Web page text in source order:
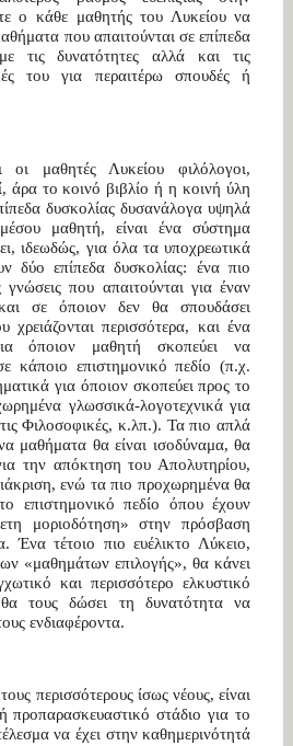
ο κάθε μαθητής του Λυκείου να
που απαιτούνται σε επίπεδα
τις δυνατότητες αλλά και τις
του για περαιτέρω σπουδές ή
μαθητές Λυκείου φιλόλογοι,
άρα το κοινό βιβλίο ή η κοινή ύλη
δυσκολίας δυσανάλογα υψηλά
μαθητή, είναι ένα σύστημα
ιδεωδώς, για όλα τα υποχρεωτικά
δύο επίπεδα δυσκολίας: ένα πιο
που απαιτούνται για έναν
σε όποιον δεν θα σπουδάσει
χρειάζονται περισσότερα, και ένα
όποιον μαθητή σκοπεύει να
κάποιο επιστημονικό πεδίο (π.χ.
για όποιον σκοπεύει προς το
γλωσσικά-λογοτεχνικά για
Φιλοσοφικές, κ.λπ.). Τα πιο απλά
μαθήματα θα είναι ισοδύναμα, θα
την απόκτηση του Απολυτηρίου,
ενώ τα πιο προχωρημένα θα
επιστημονικό πεδίο όπου έχουν
μοριοδότηση» στην πρόσβαση
Ένα τέτοιο πιο ευέλικτο Λύκειο,
«μαθημάτων επιλογής», θα κάνει
και περισσότερο ελκυστικό
τους δώσει τη δυνατότητα να
ενδιαφέροντα.
περισσότερους ίσως νέους, είναι
προπαρασκευαστικό στάδιο για το
να έχει στην καθημερινότητά